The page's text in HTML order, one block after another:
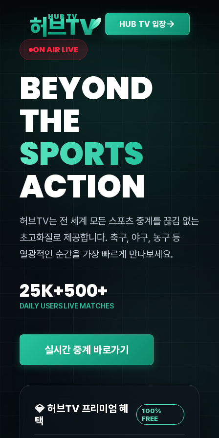
HUB TV
허브TV HUB TV 입장
ON AIR LIVE
BEYOND
THE
SPORTS
ACTION
허브TV는 전 세계 모든 스포츠 중계를 끊김 없는
초고화질로 제공합니다. 축구, 야구, 농구 등
열광적인 순간을 가장 빠르게 만나보세요.
25K+
DAILY USERS
500+
LIVE MATCHES
실시간 중계 바로가기
💎 허브TV 프리미엄 혜
택
100%
FREE